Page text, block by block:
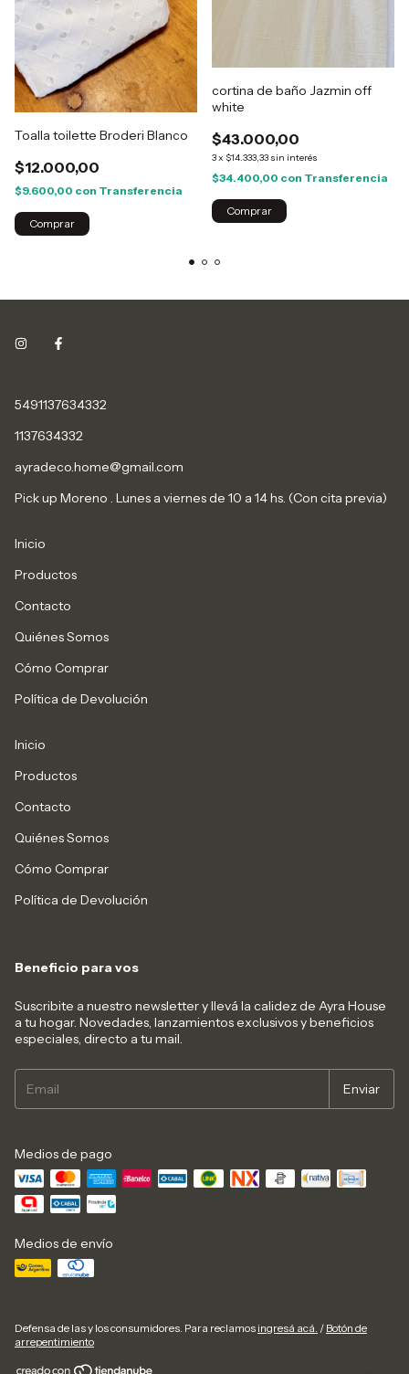
Toalla toilette Broderi Blanco
$12.000,00
$9.600,00 con Transferencia
cortina de baño Jazmin off
white
$43.000,00
3x $14.333,33 sin interés
$34.400,00 con Transferencia
Comprar
5491137634332
1137634332
ayradeco.home@gmail.com
Pick up Moreno . Lunes a viernes de 10 a 14 hs. (Con cita previa)
Inicio
Productos
Contacto
Quiénes Somos
Cómo Comprar
Política de Devolución
Inicio
Productos
Contacto
Quiénes Somos
Cómo Comprar
Política de Devolución
Beneficio para vos
Suscribite a nuestro newsletter y llevá la calidez de Ayra House
a tu hogar. Novedades, lanzamientos exclusivos y beneficios
especiales, directo a tu mail.
Medios de pago
Medios de envío
Defensa de las y los consumidores. Para reclamos ingresá acá. / Botón de
arrepentimiento